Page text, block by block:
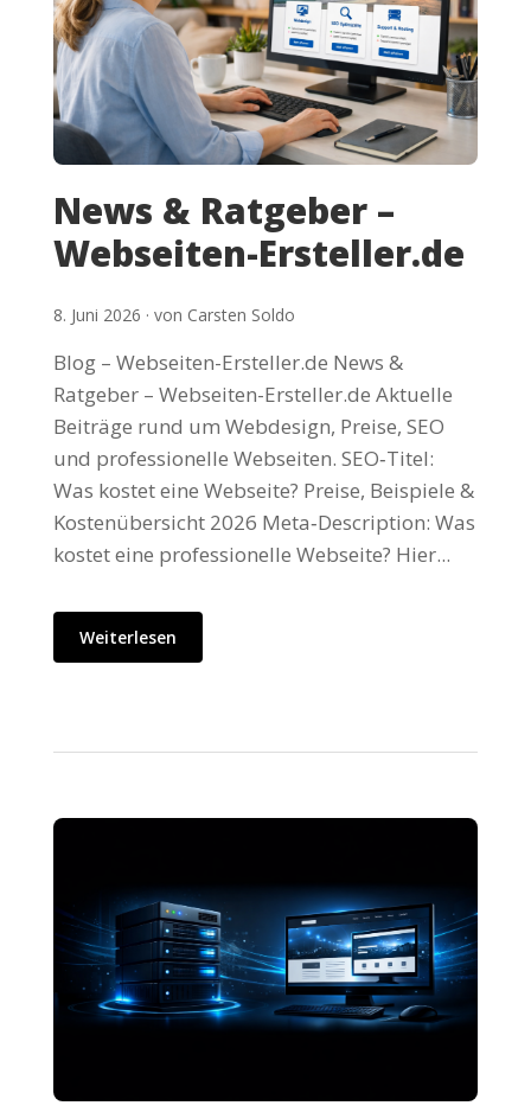
News & Ratgeber –
Webseiten-Ersteller.de
8. Juni 2026 · von Carsten Soldo
Blog – Webseiten-Ersteller.de News &
Ratgeber – Webseiten-Ersteller.de Aktuelle
Beiträge rund um Webdesign, Preise, SEO
und professionelle Webseiten. SEO‑Titel:
Was kostet eine Webseite? Preise, Beispiele &
Kostenübersicht 2026 Meta‑Description: Was
kostet eine professionelle Webseite? Hier...
Weiterlesen